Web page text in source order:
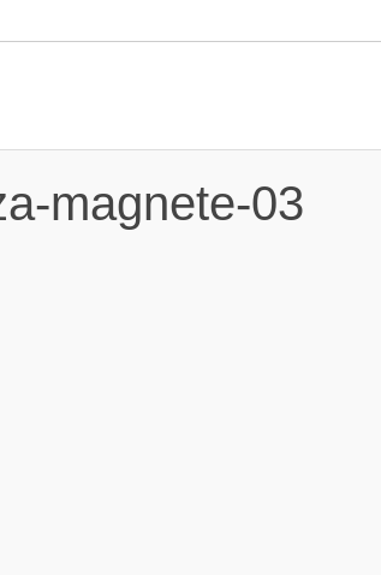
magnete-03